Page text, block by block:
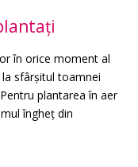
în orice moment al
sfârșitul toamnei
plantarea în aer
îngheț din